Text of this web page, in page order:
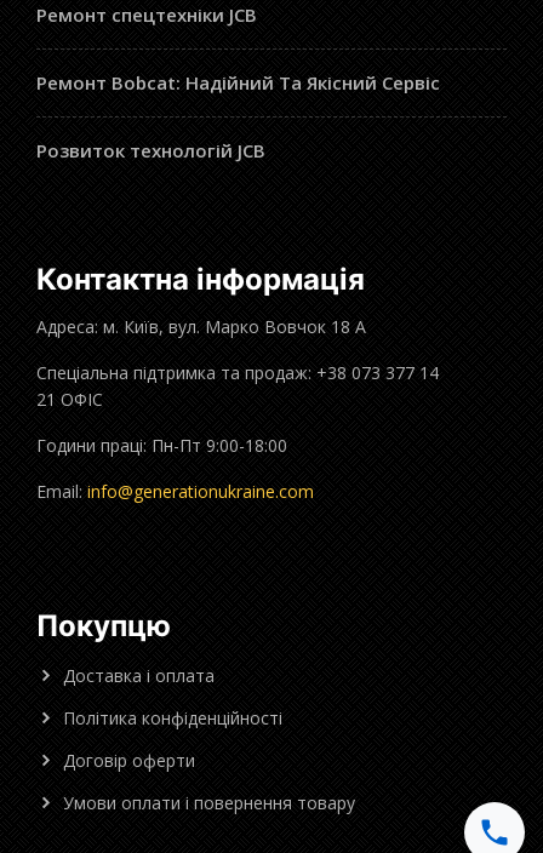
Ремонт спецтехніки JCB
Ремонт Bobcat: Надійний Та Якісний Сервіс
Розвиток технологій JCB
Контактна інформація
Адреса: м. Київ, вул. Марко Вовчок 18 А
Спеціальна підтримка та продаж: +38 073 377 14
21 ОФІС
Години праці: Пн-Пт 9:00-18:00
Email: info@generationukraine.com
Покупцю
Доставка і оплата
Політика конфіденційності
Договір оферти
Умови оплати і повернення товару